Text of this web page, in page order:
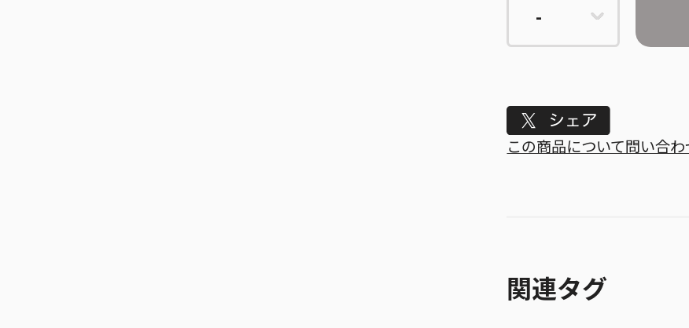
Tweet
この商品について問い合
関連タグ